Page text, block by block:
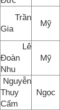
Trần
Gia
Mỹ
Lê
Đoàn
Nhu
Mỹ
Nguyễn
Thụy
Cẩm
Ngọc